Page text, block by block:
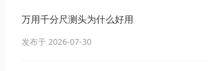
万用千分尺测头为什么好用
发布于 2026-07-30